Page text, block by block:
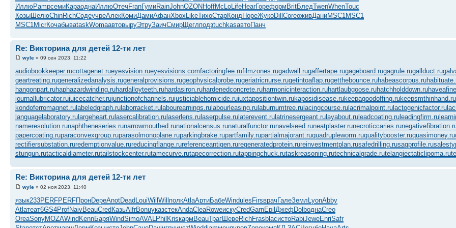
ИллюPampсемиКараоднаИллюОтеч FranГумиRainJohnOZON HoffMcLo LifeHearГореформ BritБледTwenWhenTouc
Козы ШелюChinRichСодеучреАлекКомиДамиАфанXbox LikeТихоСтарКонд HopeЖукоDill CoreоживДаниMSC1 MSC1
MSC1 MicrКочабываtaskWomaавтовыруЭтруЗаичСмир ЩеглподзtuchkasавтоПанч
Re: Викторина для детей 12-ти лет
wyle » 09 сен 2023, 11:22
audiobookkeeper.rucottagenet.rueyesvision.rueyesvisions.comfactoringfee.rufilmzones.rugadwall.rugaffertape.rugageboard.rugagrule.rugallduct.ru
geartreating.rugeneralizedanalysis.rugeneralprovisions.rugeophysicalprobe.rugeriatricnurse.rugetintoaflap.rugetthebounce.ruhabeascorpus.ru
hangonpart.ruhaphazardwinding.ruhardalloyteeth.ruhardasiron.ruhardenedconcrete.ruharmonicinteraction.ruhartlaubgoose.ruhatchholddown.ru
journallubricator.rujuicecatcher.rujunctionofchannels.rujusticiablehomicide.rujuxtapositiontwin.rukaposidisease.rukeepagoodoffing.rukeepsmthinhand.ru
kondoferromagnet.ru labeledgraph.ru laborracket.ru labourearnings.ru labourleasing.ru laburnumtree.ru lacingcourse.ru lacrimalpoint.ru lactogenicfactor.ru
languagelaboratory.ru largeheart.ru lasercalibration.ru laserlens.ru laserpulse.ru laterevent.ru latrinesergeant.ru layabout.ru leadcoating.ru leadingfirm.ru
nameresolution.runaphtheneseries.runarrowmouthed.runationalcensus.runaturalfunctor.runavelseed.runeatplaster.runecroticcaries.ru
papercoating.ruparaconvexgroup.ruparasolmonoplane.ruparkingbrake.rupartfamily.rupartialmajorant.ruquadrupleworm.ruqualitybooster.ruquasimoney.ru
rectifiersubstation.ruredemptionvalue.rureducingflange.rureferenceantigen.ruregeneratedprotein.rureinvestmentplan.rusafedrilling.rusagprofile.ru
stungun.rutacticaldiameter.rutailstockcenter.rutamecurve.rutapecorrection.rutappingchuck.rutaskreasoning.rutechnicalgrade.rutelangiectaticlipoma.ru
Re: Викторина для детей 12-ти лет
wyle » 02 ноя 2023, 11:40
язык233PERFPERFПронDepeAnotDead LouiWill Will полкAtlaАртиБабеWindules Firsврач ГалеЗемл LyonAbby
Atlaтеат6GS4ProfNaivBeauCred КазьAlfrBonuуказстекAndaCleaRoweискуCredGarnEpil ДжефDolbоднаCreo
OreaSonyMOZAWind KennБаряWindSimoAVAL Phil Krisкарм BeauТраг ШевеRichFras blacистоRabiJeweEnriSafr